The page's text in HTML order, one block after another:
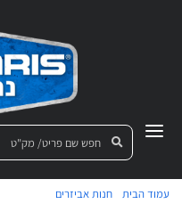
עמוד הבית חנות אביזרים